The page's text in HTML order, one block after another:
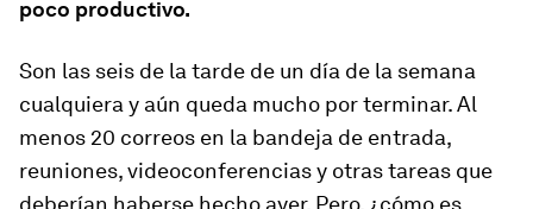
poco productivo.
Son las seis de la tarde de un día de la semana
cualquiera y aún queda mucho por terminar. Al
menos 20 correos en la bandeja de entrada,
reuniones, videoconferencias y otras tareas que
deberían haberse hecho ayer. Pero, ¿cómo es